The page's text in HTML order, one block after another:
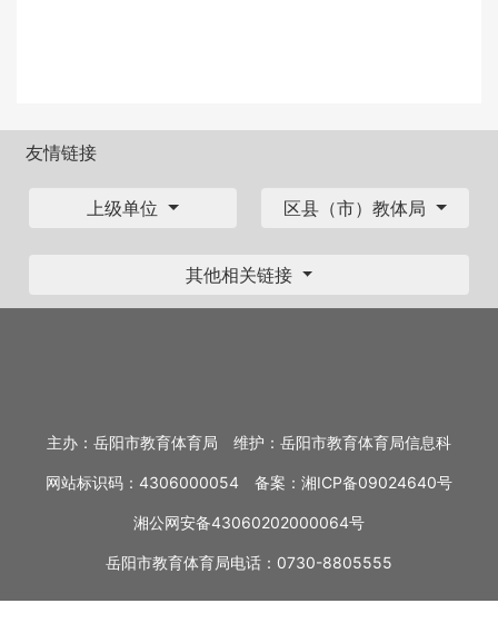
友情链接
上级单位 区县（市）教体局
其他相关链接
主办：岳阳市教育体育局 维护：岳阳市教育体育局信息科
网站标识码：4306000054 备案： 湘ICP备09024640号
湘公网安备43060202000064号
岳阳市教育体育局电话：0730-8805555